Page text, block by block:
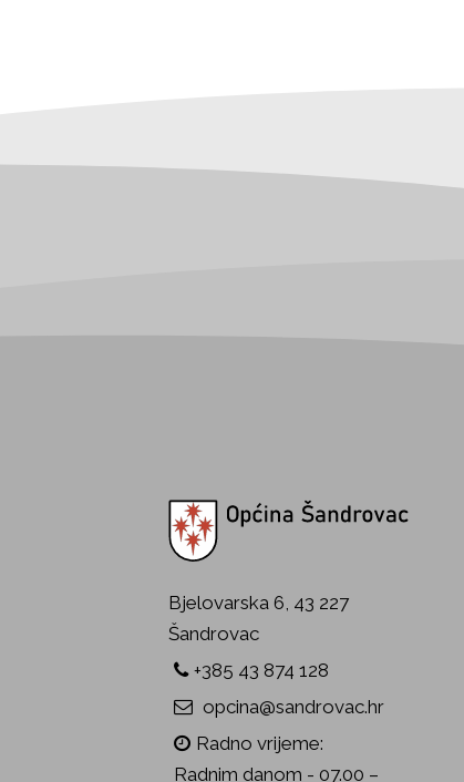
Bjelovarska 6, 43 227
Šandrovac
+385 43 874 128
opcina@sandrovac.hr
Radno vrijeme:
Radnim danom - 07.00 –